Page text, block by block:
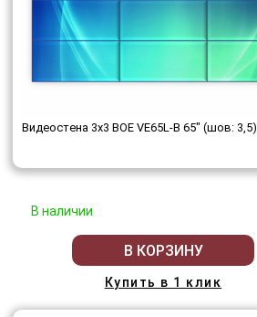
Видеостена 3x3 BOE VE65L-B 65" (шов: 3,5)
В наличии
В КОРЗИНУ
Купить в 1 клик